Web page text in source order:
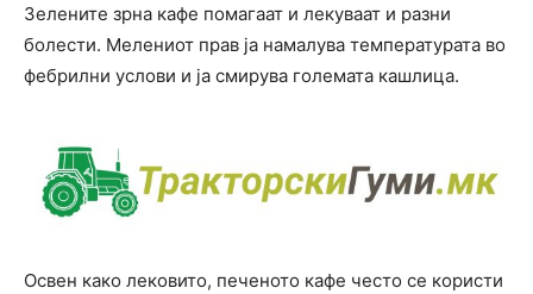
Зелените зрна кафе помагаат и лекуваат и разни
болести. Мелениот прав ја намалува температурата во
фебрилни услови и ја смирува големата кашлица.
Освен како лековито, печеното кафе често се користи